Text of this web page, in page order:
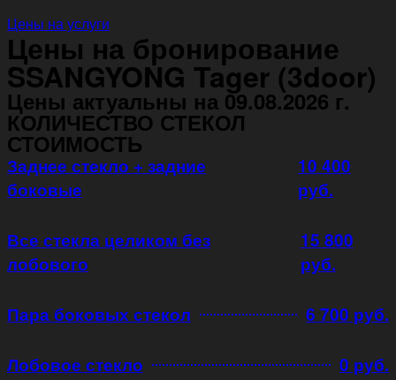
Цены на услуги
Цены на бронирование
SSANGYONG Tager (3door)
Цены актуальны на 09.08.2026 г.
КОЛИЧЕСТВО СТЕКОЛ
СТОИМОСТЬ
Заднее стекло + задние
боковые
10 400
руб.
Все стекла целиком без
лобового
15 800
руб.
Пара боковых стекол 6 700 руб.
Лобовое стекло 0 руб.